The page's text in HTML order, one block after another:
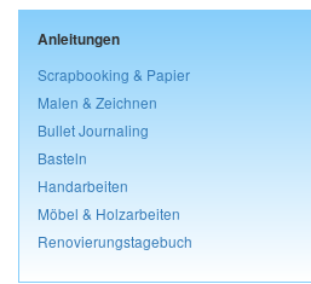
Anleitungen
Scrapbooking & Papier
Malen & Zeichnen
Bullet Journaling
Basteln
Handarbeiten
Möbel & Holzarbeiten
Renovierungstagebuch